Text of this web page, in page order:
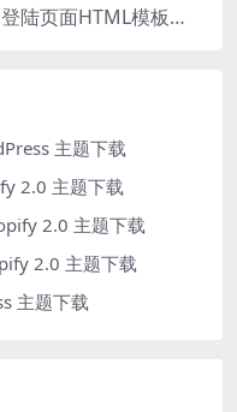
Crone v1.1.0 – 创意多用途登陆页面HTML模板下载
主题下载
2.0 主题下载
2.0 主题下载
2.0 主题下载
主题下载